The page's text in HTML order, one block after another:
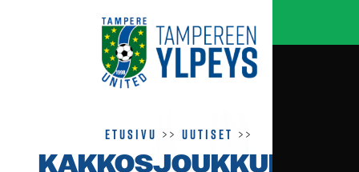
Etusivu >>Uutiset >>
KAKKOSJOUKKUEEN